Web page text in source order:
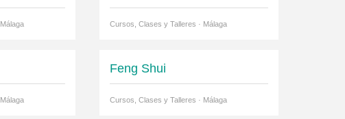
Cursos, Clases y Talleres · Málaga
Feng Shui
Cursos, Clases y Talleres · Málaga